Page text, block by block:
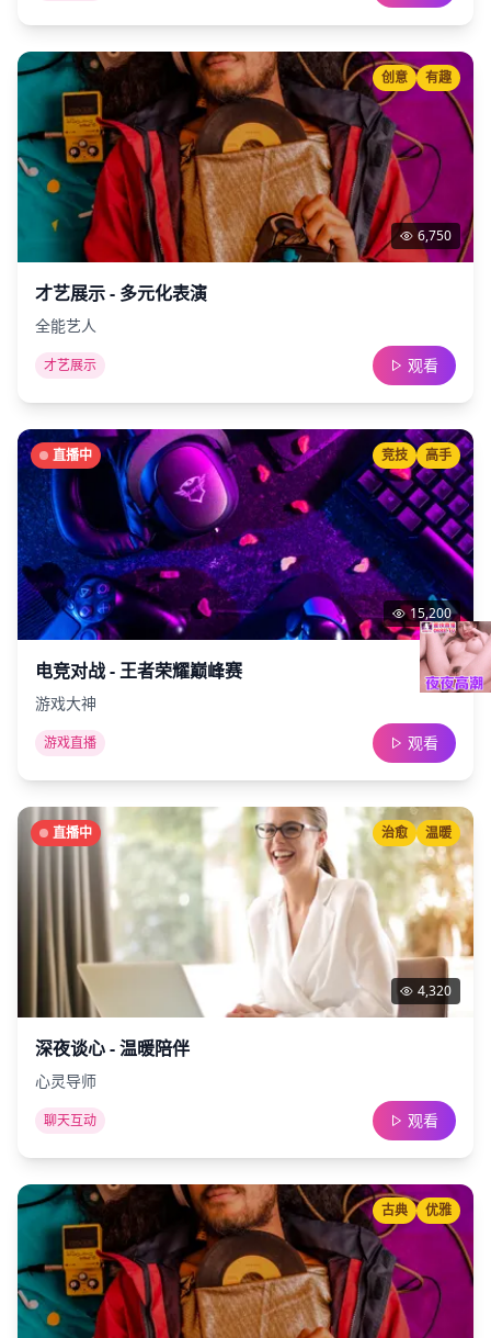
6,750
创意 有趣
才艺展示 - 多元化表演
全能艺人
才艺展示 观看
直播中
15,200
竞技 高手
电竞对战 - 王者荣耀巅峰赛
游戏大神
游戏直播 观看
直播中
4,320
治愈 温暖
深夜谈心 - 温暖陪伴
心灵导师
聊天互动 观看
古典 优雅